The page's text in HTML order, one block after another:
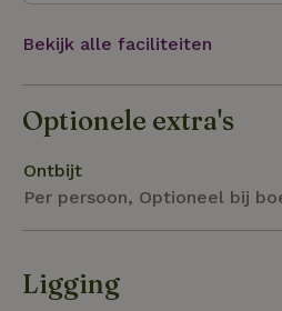
Bekijk alle faciliteiten
Optionele extra's
Ontbijt
Per persoon, Optioneel bij
Ligging